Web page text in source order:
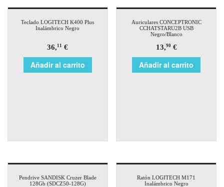
Teclado LOGITECH K400 Plus
Inalámbrico Negro
36,11 €
Añadir al carrito
Auriculares CONCEPTRONIC
CCHATSTARU2B USB
Negro/Blanco
13,90€
Añadir al carrito
Pendrive SANDISK Cruzer Blade
128Gb (SDCZ50-128G)
Ratón LOGITECH M171
Inalámbrico Negro